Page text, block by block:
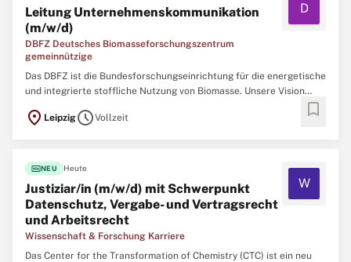
Leitung Unternehmenskommunikation
(m/w/d)
DBFZ Deutsches Biomasseforschungszentrum
gemeinnützige
D
Das DBFZ ist die Bundesforschungseinrichtung für die energetische
und integrierte stoffliche Nutzung von Biomasse. Unsere Vision
heißt Bioökonomie: Wirtschaft und Energiesystem funktionieren
ohne fossile Ressourcen. Unser Beitrag: Biomasse ist begrenzt
location_on LeipzigscheduleVollzeit bookmark
fiber_newNEU Heute
Justiziar/in (m/w/d) mit Schwerpunkt
Datenschutz, Vergabe- und Vertragsrecht
und Arbeitsrecht
Wissenschaft & Forschung Karriere
W
Das Center for the Transformation of Chemistry (CTC) ist ein neu